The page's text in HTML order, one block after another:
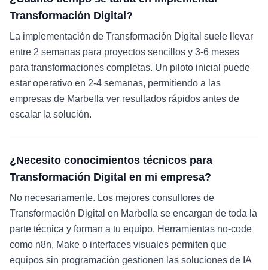
Transformación Digital?
La implementación de Transformación Digital suele llevar
entre 2 semanas para proyectos sencillos y 3-6 meses
para transformaciones completas. Un piloto inicial puede
estar operativo en 2-4 semanas, permitiendo a las
empresas de Marbella ver resultados rápidos antes de
escalar la solución.
¿Necesito conocimientos técnicos para
Transformación Digital en mi empresa?
No necesariamente. Los mejores consultores de
Transformación Digital en Marbella se encargan de toda la
parte técnica y forman a tu equipo. Herramientas no-code
como n8n, Make o interfaces visuales permiten que
equipos sin programación gestionen las soluciones de IA